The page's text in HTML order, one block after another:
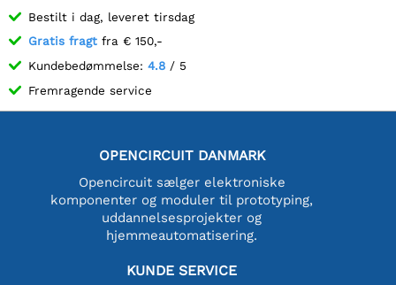
Bestilt i dag, leveret tirsdag
Gratis fragt fra € 150,-
Kundebedømmelse: 4.8 / 5
Fremragende service
OPENCIRCUIT DANMARK
Opencircuit sælger elektroniske
komponenter og moduler til prototyping,
uddannelsesprojekter og
hjemmeautomatisering.
KUNDE SERVICE